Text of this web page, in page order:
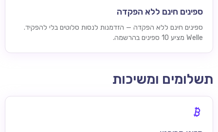
ספינים חינם ללא הפקדה
ספינים חינם ללא הפקדה — הזדמנות לנסות סלוטים בלי להפקיד.
Welle מציע 10 ספינים בהרשמה.
תשלומים ומשיכות